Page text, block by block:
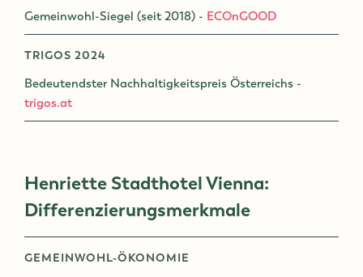
Gemeinwohl-Siegel (seit 2018) - ECOnGOOD
TRIGOS 2024
Bedeutendster Nachhaltigkeitspreis Österreichs -
trigos.at
Henriette Stadthotel Vienna:
Differenzierungsmerkmale
GEMEINWOHL-ÖKONOMIE